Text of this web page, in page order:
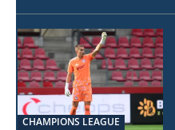
CHAMPIONS LEAGUE